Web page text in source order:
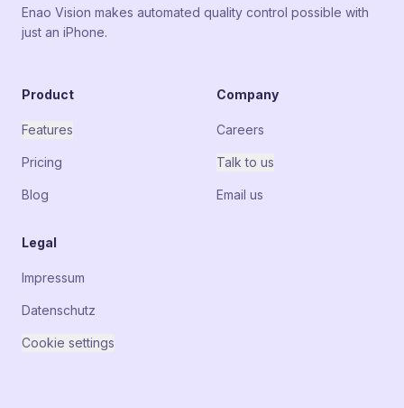
Enao Vision makes automated quality control possible with
just an iPhone.
Product
Features
Pricing
Blog
Company
Careers
Talk to us
Email us
Legal
Impressum
Datenschutz
Cookie settings